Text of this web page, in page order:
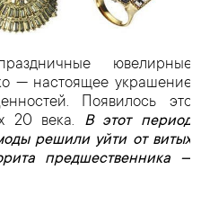
ювелирные
— настоящее украшение
Появилось это
20 века. В этот период
решили уйти от витых
предшественника —